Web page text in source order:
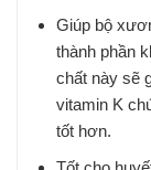
Giúp bộ
thành phần
chất này sẽ
vitamin K
tốt hơn.